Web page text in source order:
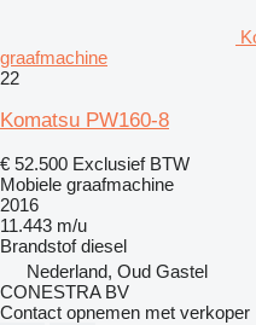
graafmachine
22
Komatsu PW160-8
€ 52.500 Exclusief BTW
Mobiele graafmachine
2016
11.443 m/u
Brandstof diesel
Nederland, Oud Gastel
CONESTRA BV
Contact opnemen met verkoper